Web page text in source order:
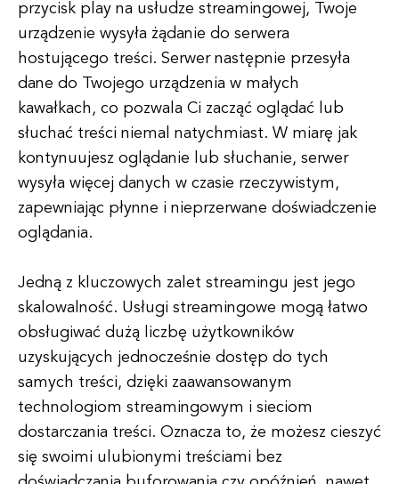
przycisk play na usłudze streamingowej, Twoje
urządzenie wysyła żądanie do serwera
hostującego treści. Serwer następnie przesyła
dane do Twojego urządzenia w małych
kawałkach, co pozwala Ci zacząć oglądać lub
słuchać treści niemal natychmiast. W miarę jak
kontynuujesz oglądanie lub słuchanie, serwer
wysyła więcej danych w czasie rzeczywistym,
zapewniając płynne i nieprzerwane doświadczenie
oglądania.
Jedną z kluczowych zalet streamingu jest jego
skalowalność. Usługi streamingowe mogą łatwo
obsługiwać dużą liczbę użytkowników
uzyskujących jednocześnie dostęp do tych
samych treści, dzięki zaawansowanym
technologiom streamingowym i sieciom
dostarczania treści. Oznacza to, że możesz cieszyć
się swoimi ulubionymi treściami bez